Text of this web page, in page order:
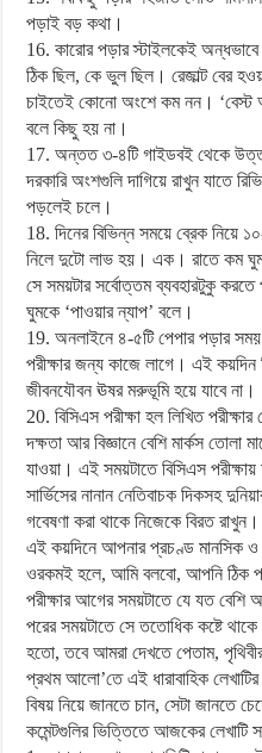
পড়াই বড় কথা।
16. কারোর পড়ার স্টাইলকেই
ঠিক ছিল, কে ভুল ছিল। রেজাল্ট বের
চাইতেই কোনো অংশে কম নন। ‘বেস্ট
বলে কিছু হয় না।
17. অন্তত ৩-৪টি গাইডবই থেকে
দরকারি অংশগুলি দাগিয়ে রাখুন যাতে
পড়লেই চলে।
18. দিনের বিভিন্ন সময়ে ব্রেক নিয়ে
নিলে দুটো লাভ হয়। এক। রাতে কম
সে সময়টার সর্বোত্তম ব্যবহারটুকু করতে
ঘুমকে ‘পাওয়ার ন্যাপ’ বলে।
19. অনলাইনে ৪-৫টি পেপার পড়ার
পরীক্ষার জন্য কাজে লাগে। এই কয়দিন
জীবনযৌবন ঊষর মরুভূমি হয়ে যাবে না।
20. বিসিএস পরীক্ষা হল লিখিত
দক্ষতা আর বিজ্ঞানে বেশি মার্কস
যাওয়া। এই সময়টাতে বিসিএস
সার্ভিসের নানান নেতিবাচক দিকসহ
গবেষণা করা থাকে নিজেকে বিরত রাখুন।
এই কয়দিনে আপনার প্রচণ্ড মানসিক ও
ওরকমই হলে, আমি বলবো, আপনি ঠিক
পরীক্ষার আগের সময়টাতে যে যত বেশি
পরের সময়টাতে সে ততোধিক কষ্টে
হতো, তবে আমরা দেখতে পেতাম,
প্রথম আলো’তে এই ধারাবাহিক লেখাটির
বিষয় নিয়ে জানতে চান, সেটা জানতে
কমেন্টগুলির ভিত্তিতে আজকের লেখাটি